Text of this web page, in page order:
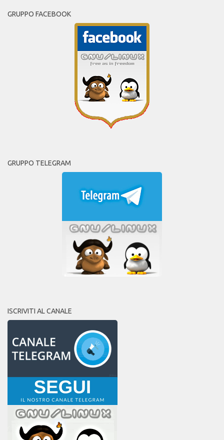
GRUPPO FACEBOOK
GRUPPO TELEGRAM
ISCRIVITI AL CANALE